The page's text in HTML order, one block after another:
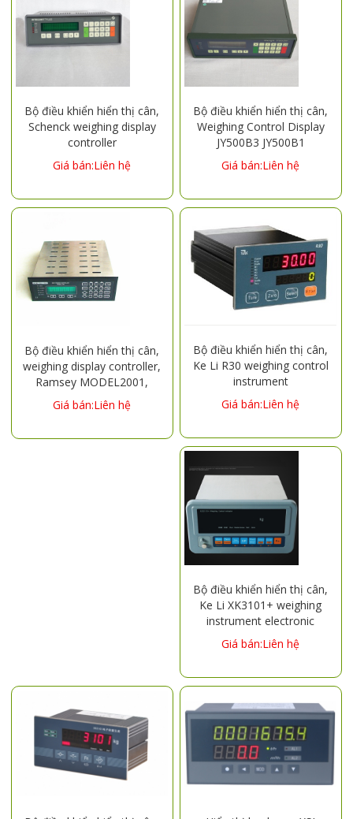
Bộ điều khiển hiển thị cân,
Schenck weighing display
controller
VEG20610/VDB20600
Giá bán:Liên hệ
Bộ điều khiển hiển thị cân,
Weighing Control Display
JY500B3 JY500B1
Giá bán:Liên hệ
Bộ điều khiển hiển thị cân,
weighing display controller,
Ramsey MODEL2001,
MODEL2105, MODEL2200,
MODEL2101
Giá bán:Liên hệ
Bộ điều khiển hiển thị cân,
Ke Li R30 weighing control
instrument
Giá bán:Liên hệ
Bộ điều khiển hiển thị cân,
Ke Li XK3101+ weighing
instrument electronic
Giá bán:Liên hệ